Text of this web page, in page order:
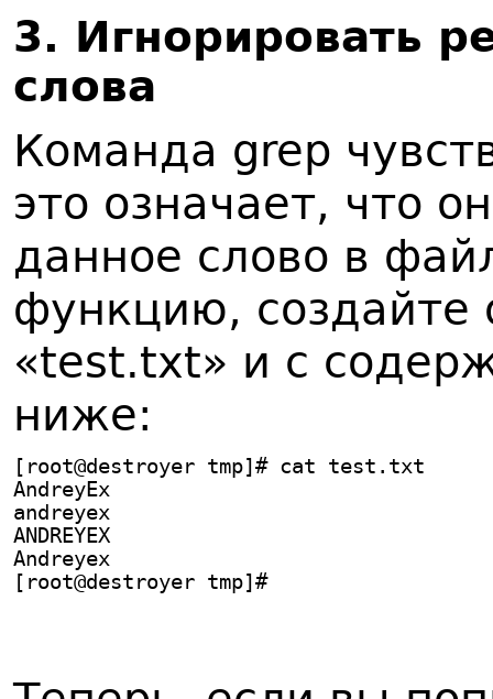
3. Игнорировать
слова
Команда grep
это означает, что
данное слово в
функцию,
«test.txt» и с
ниже:
[root@destroyer tmp]# cat test.txt
AndreyEx
andreyex
ANDREYEX
Andreyex
[root@destroyer tmp]#